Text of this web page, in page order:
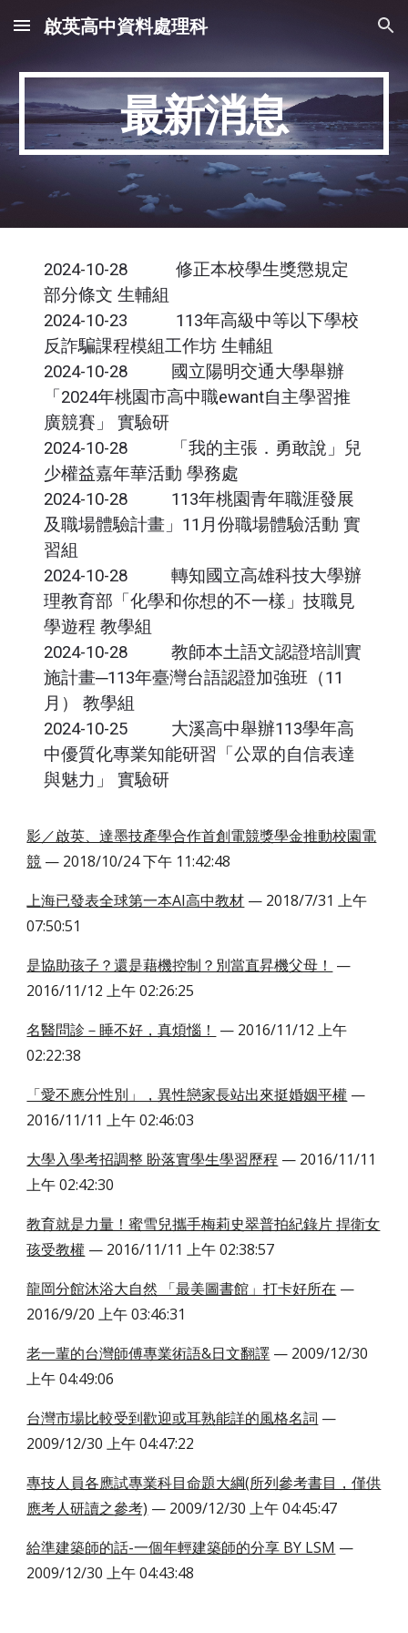
Skip to main content Skip to navigation
啟英高中資料處理科
最新消息
2024-10-28
修正本校學生獎懲規定
部分條文 生輔組
2024-10-23
113年高級中等以下學校
反詐騙課程模組工作坊 生輔組
2024-10-28
國立陽明交通大學舉辦
「2024年桃園市高中職ewant自主學習推
廣競賽」 實驗研
2024-10-28
「我的主張．勇敢說」兒
少權益嘉年華活動 學務處
2024-10-28
113年桃園青年職涯發展
及職場體驗計畫」11月份職場體驗活動 實
習組
2024-10-28
轉知國立高雄科技大學辦
理教育部「化學和你想的不一樣」技職見
學遊程 教學組
2024-10-28
教師本土語文認證培訓實
施計畫─113年臺灣台語認證加強班（11
月） 教學組
2024-10-25
大溪高中舉辦113學年高
中優質化專業知能研習「公眾的自信表達
與魅力」 實驗研
影／啟英、達墨技產學合作首創電競獎學金推動校園電
競 — 2018/10/24 下午 11:42:48
上海已發表全球第一本AI高中教材 — 2018/7/31 上午
07:50:51
是協助孩子？還是藉機控制？別當直昇機父母！ —
2016/11/12 上午 02:26:25
名醫問診－睡不好，真煩惱！ — 2016/11/12 上午
02:22:38
「愛不應分性別」，異性戀家長站出來挺婚姻平權 —
2016/11/11 上午 02:46:03
大學入學考招調整 盼落實學生學習歷程 — 2016/11/11
上午 02:42:30
教育就是力量！蜜雪兒攜手梅莉史翠普拍紀錄片 捍衛女
孩受教權 — 2016/11/11 上午 02:38:57
龍岡分館沐浴大自然 「最美圖書館」打卡好所在 —
2016/9/20 上午 03:46:31
老一輩的台灣師傅專業術語&日文翻譯 — 2009/12/30
上午 04:49:06
台灣市場比較受到歡迎或耳熟能詳的風格名詞 —
2009/12/30 上午 04:47:22
專技人員各應試專業科目命題大綱(所列參考書目，僅供
應考人研讀之參考) — 2009/12/30 上午 04:45:47
給準建築師的話-一個年輕建築師的分享 BY LSM —
2009/12/30 上午 04:43:48